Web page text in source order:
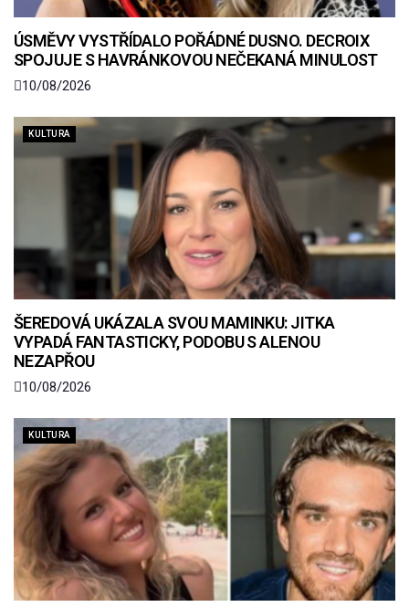
ÚSMĚVY VYSTŘÍDALO POŘÁDNÉ DUSNO. DECROIX
SPOJUJE S HAVRÁNKOVOU NEČEKANÁ MINULOST
10/08/2026
KULTURA
ŠEREDOVÁ UKÁZALA SVOU MAMINKU: JITKA
VYPADÁ FANTASTICKY, PODOBU S ALENOU
NEZAPŘOU
10/08/2026
KULTURA